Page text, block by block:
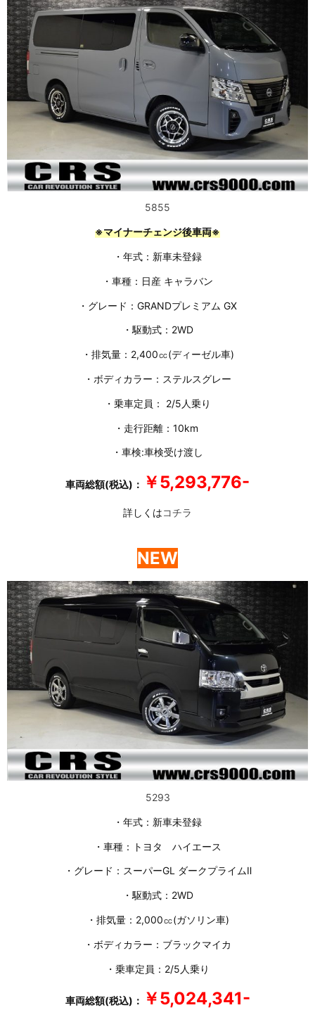
5855
※マイナーチェンジ後車両※
・年式：新車未登録
・車種：日産 キャラバン
・グレード：GRANDプレミアム GX
・駆動式：2WD
・排気量：2,400㏄(ディーゼル車)
・ボディカラー：ステルスグレー
・乗車定員： 2/5人乗り
・走行距離：10km
・車検:車検受け渡し
車両総額(税込)： ￥5,293,776-
詳しくはコチラ
NEW
5293
・年式：新車未登録
・車種：トヨタ ハイエース
・グレード：スーパーGL ダークプライムⅡ
・駆動式：2WD
・排気量：2,000㏄(ガソリン車)
・ボディカラー：ブラックマイカ
・乗車定員：2/5人乗り
車両総額(税込)： ￥5,024,341-